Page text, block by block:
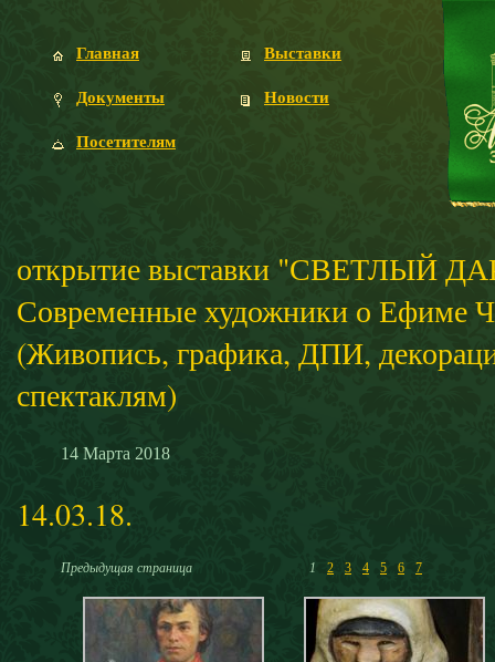
Главная
Документы
Посетителям
Выставки
Новости
открытие выставки "СВЕТЛЫЙ
Современные художники о Ефиме
(Живопись, графика, ДПИ,
спектаклям)
14 Марта 2018
14.03.18.
Предыдущая страница 1 2 3 4 5 6 7